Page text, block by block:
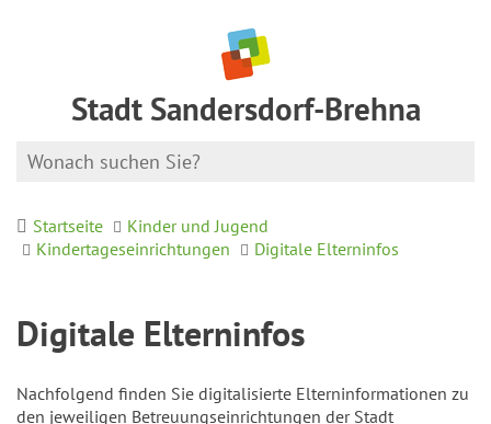
Stadt Sandersdorf-Brehna
Startseite
Kinder und Jugend
Kindertageseinrichtungen
Digitale Elterninfos
Digitale Elterninfos
Nachfolgend finden Sie digitalisierte Elterninformationen zu
den jeweiligen Betreuungseinrichtungen der Stadt